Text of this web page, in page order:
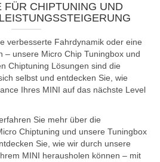
FÜR CHIPTUNING UND
verbesserte Fahrdynamik oder eine
– unsere Micro Chip Tuningbox und
Chiptuning Lösungen sind die
selbst und entdecken Sie, wie
Ihres MINI auf das nächste Level
Sie mehr über die
Chiptuning und unsere Tuningbox
Sie, wie wir durch unsere
MINI herausholen können – mit